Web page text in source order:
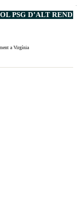
PSG D’ALT
a Virgínia